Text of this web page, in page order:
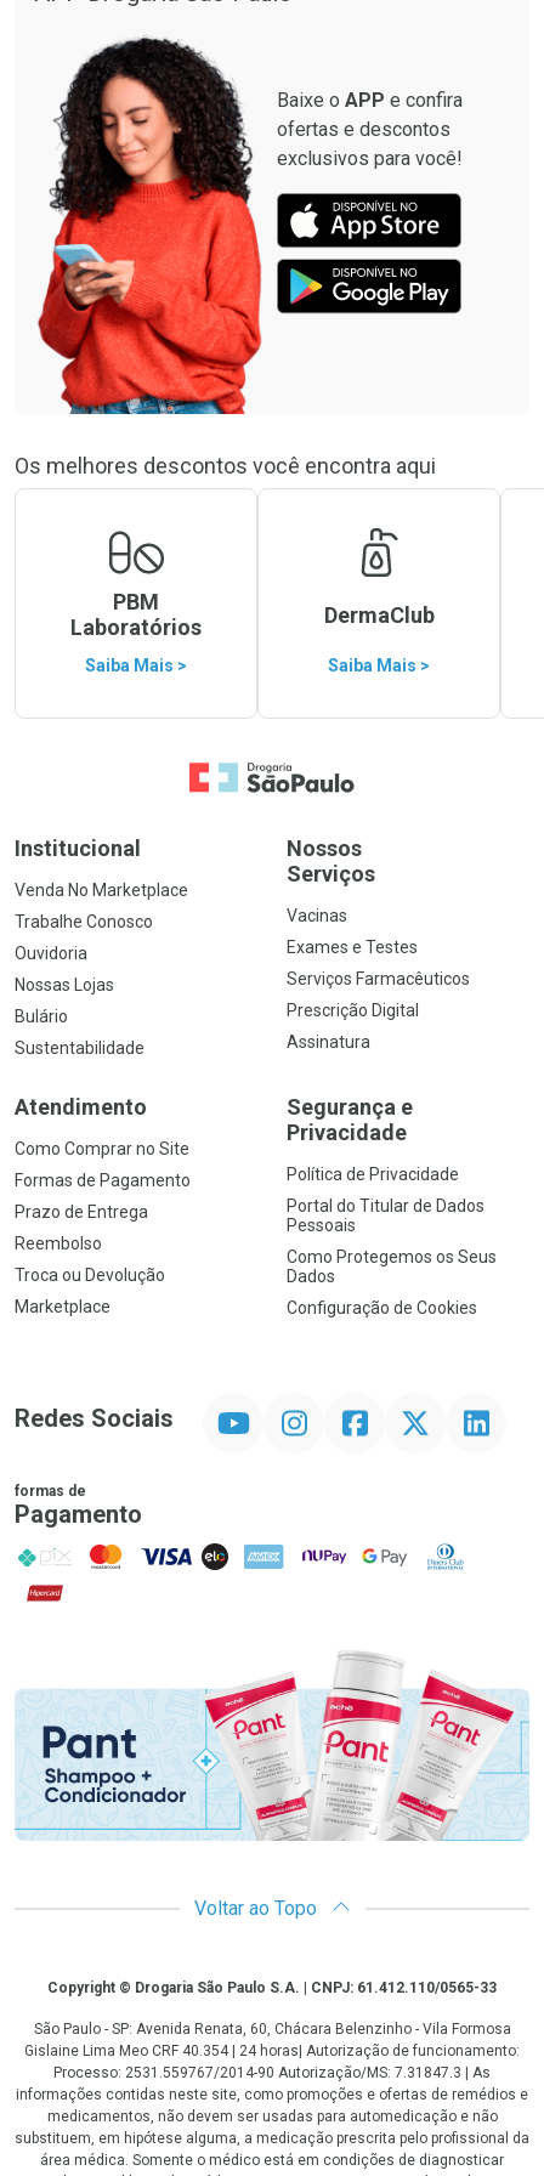
Baixe o APP e confira
ofertas e descontos
exclusivos para você!
Os melhores descontos você encontra aqui
PBM
Laboratórios
Saiba Mais >
DermaClub
Saiba Mais >
Ir para a Home
Institucional
Venda No Marketplace
Trabalhe Conosco
Ouvidoria
Nossas Lojas
Bulário
Sustentabilidade
Nossos
Serviços
Vacinas
Exames e Testes
Serviços Farmacêuticos
Prescrição Digital
Assinatura
Atendimento
Como Comprar no Site
Formas de Pagamento
Prazo de Entrega
Reembolso
Troca ou Devolução
Marketplace
Segurança e
Privacidade
Política de Privacidade
Portal do Titular de Dados
Pessoais
Como Protegemos os Seus
Dados
Configuração de Cookies
Redes Sociais InstagramFacebookTwitter Linkedin
formas de
Pagamento
PIX MasterCard
VISA ELO AMEX NuPay Google PayDiners Club
Hipercard
Voltar ao Topo
CopyrightCopyright © Drogaria São Paulo S.A. | CNPJ: 61.412.110/0565-33
São Paulo - SP: Avenida Renata, 60, Chácara Belenzinho - Vila Formosa
Gislaine Lima Meo CRF 40.354 | 24 horas| Autorização de funcionamento:
Processo: 2531.559767/2014-90 Autorização/MS: 7.31847.3 | As
informações contidas neste site, como promoções e ofertas de remédios e
medicamentos, não devem ser usadas para automedicação e não
substituem, em hipótese alguma, a medicação prescrita pelo profissional da
área médica. Somente o médico está em condições de diagnosticar